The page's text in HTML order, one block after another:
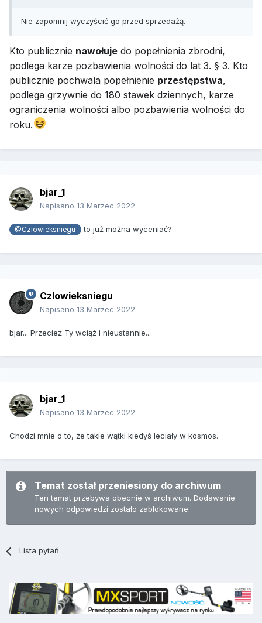
Nie zapomnij wyczyścić go przed sprzedażą.
Kto publicznie nawołuje do popełnienia zbrodni,
podlega karze pozbawienia wolności do lat 3. § 3. Kto
publicznie pochwala popełnienie przestępstwa,
podlega grzywnie do 180 stawek dziennych, karze
ograniczenia wolności albo pozbawienia wolności do
roku.
bjar_1
Napisano 13 Marzec 2022
@Czlowieksniegu to już można wyceniać?
Czlowieksniegu
Napisano 13 Marzec 2022
bjar... Przecież Ty wciąż i nieustannie...
bjar_1
Napisano 13 Marzec 2022
Chodzi mnie o to, że takie wątki kiedyś leciały w kosmos.
Temat został przeniesiony do archiwum
Ten temat przebywa obecnie w archiwum. Dodawanie
nowych odpowiedzi zostało zablokowane.
Lista pytań